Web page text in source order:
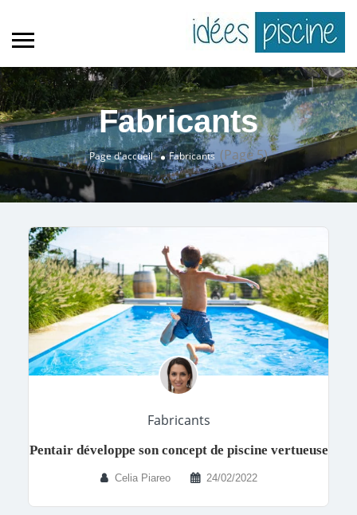
Fabricants
Page d'accueil Fabricants (Page 5)
Fabricants
Pentair développe son concept de piscine vertueuse
Celia Piareo 24/02/2022